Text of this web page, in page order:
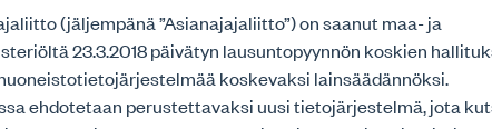
(jäljempänä ”Asianajajaliitto”) on saanut maa- ja
23.3.2018 päivätyn lausuntopyynnön koskien
koskevaksi lainsäädännöksi.
ehdotetaan perustettavaksi uusi tietojärjestelmä, jota